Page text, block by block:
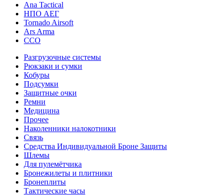
Ana Tactical
НПО АЕГ
Tornado Airsoft
Ars Arma
ССО
Разгрузочные системы
Рюкзаки и сумки
Кобуры
Подсумки
Защитные очки
Ремни
Медицина
Прочее
Наколенники налокотники
Связь
Средства Индивидуальной Броне Защиты
Шлемы
Для пулемётчика
Бронежилеты и плитники
Бронеплиты
Тактические часы